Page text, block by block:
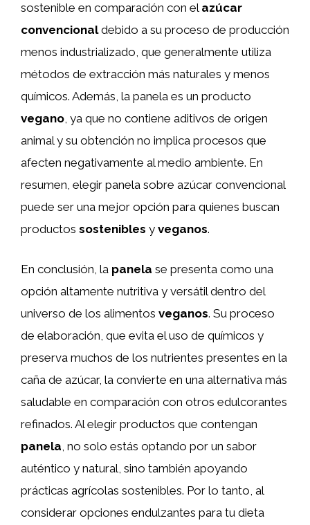
sostenible en comparación con el azúcar
convencionaldebido a su proceso de producción
menos industrializado, que generalmente utiliza
métodos de extracción más naturales y menos
químicos. Además, la panela es un producto
vegano, ya que no contiene aditivos de origen
animal y su obtención no implica procesos que
afecten negativamente al medio ambiente. En
resumen, elegir panela sobre azúcar convencional
puede ser una mejor opción para quienes buscan
productos sostenibles y veganos.
En conclusión, la panela se presenta como una
opción altamente nutritiva y versátil dentro del
universo de los alimentos veganos. Su proceso
de elaboración, que evita el uso de químicos y
preserva muchos de los nutrientes presentes en la
caña de azúcar, la convierte en una alternativa más
saludable en comparación con otros edulcorantes
refinados. Al elegir productos que contengan
panela , no solo estás optando por un sabor
auténtico y natural, sino también apoyando
prácticas agrícolas sostenibles. Por lo tanto, al
considerar opciones endulzantes para tu dieta